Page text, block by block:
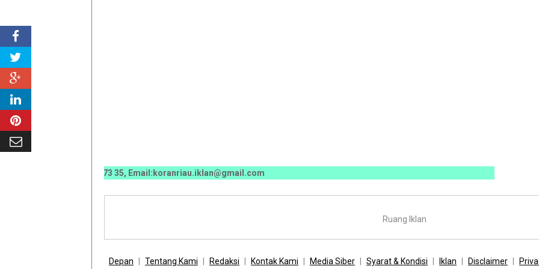
0070 / 0811 7673 35, Email:koranriau.iklan@gmail.com
Ruang Iklan
Depan Tentang Kami Redaksi Kontak Kami Media Siber Syarat & Kondisi Iklan Disclaimer